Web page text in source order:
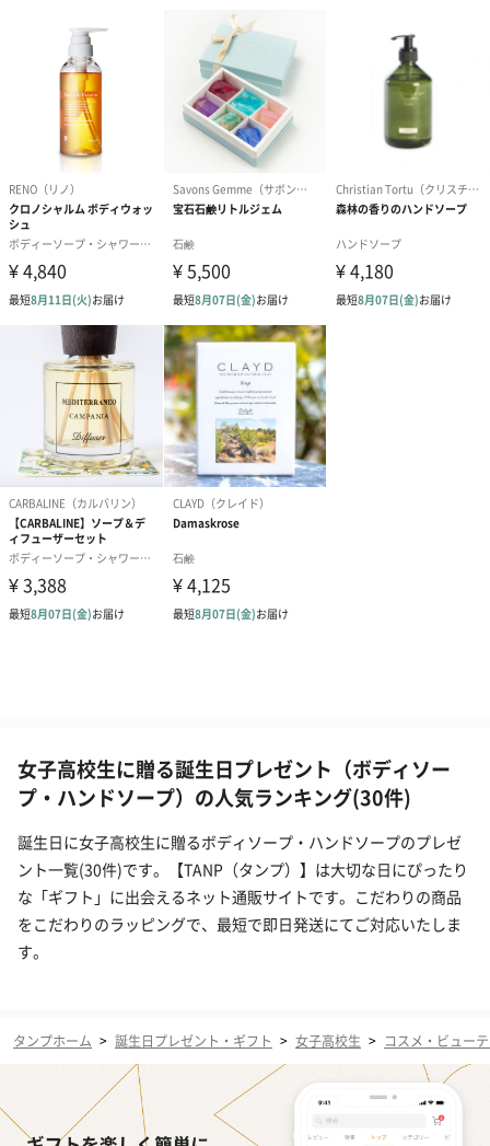
女子高校生に贈る誕生日プレゼント（ボディソー
プ・ハンドソープ）の人気ランキング(30件)
誕生日に女子高校生に贈るボディソープ・ハンドソープのプレゼ
ント一覧(30件)です。【TANP（タンプ）】は大切な日にぴったり
な「ギフト」に出会えるネット通販サイトです。こだわりの商品
をこだわりのラッピングで、最短で即日発送にてご対応いたしま
す。
タンプホーム > 誕生日プレゼント・ギフト > 女子高校生 > コスメ・ビュー